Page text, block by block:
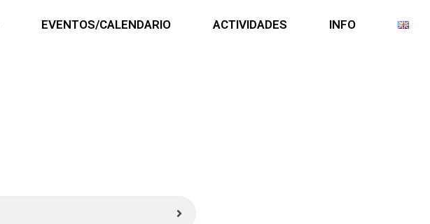
EVENTOS/CALENDARIO ACTIVIDADES INFO